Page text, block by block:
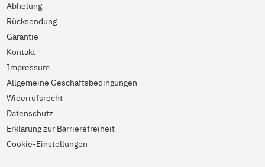
Abholung
Rücksendung
Garantie
Kontakt
Impressum
Allgemeine Geschäftsbedingungen
Widerrufsrecht
Datenschutz
Erklärung zur Barrierefreiheit
Cookie-Einstellungen